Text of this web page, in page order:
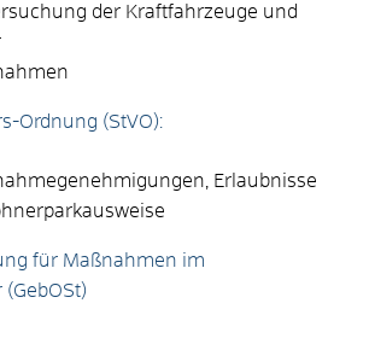
der Kraftfahrzeuge und
Ordnung (StVO):
Erlaubnisse
für Maßnahmen im